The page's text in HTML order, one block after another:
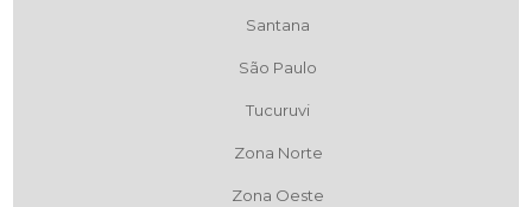
Santana
São Paulo
Tucuruvi
Zona Norte
Zona Oeste